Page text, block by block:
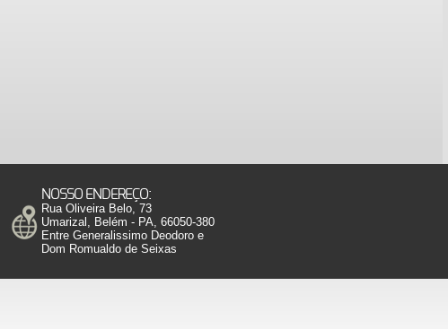
NOSSO ENDEREÇO:
Rua Oliveira Belo, 73
Umarizal, Belém - PA, 66050-380
Entre Generalissimo Deodoro e
Dom Romualdo de Seixas